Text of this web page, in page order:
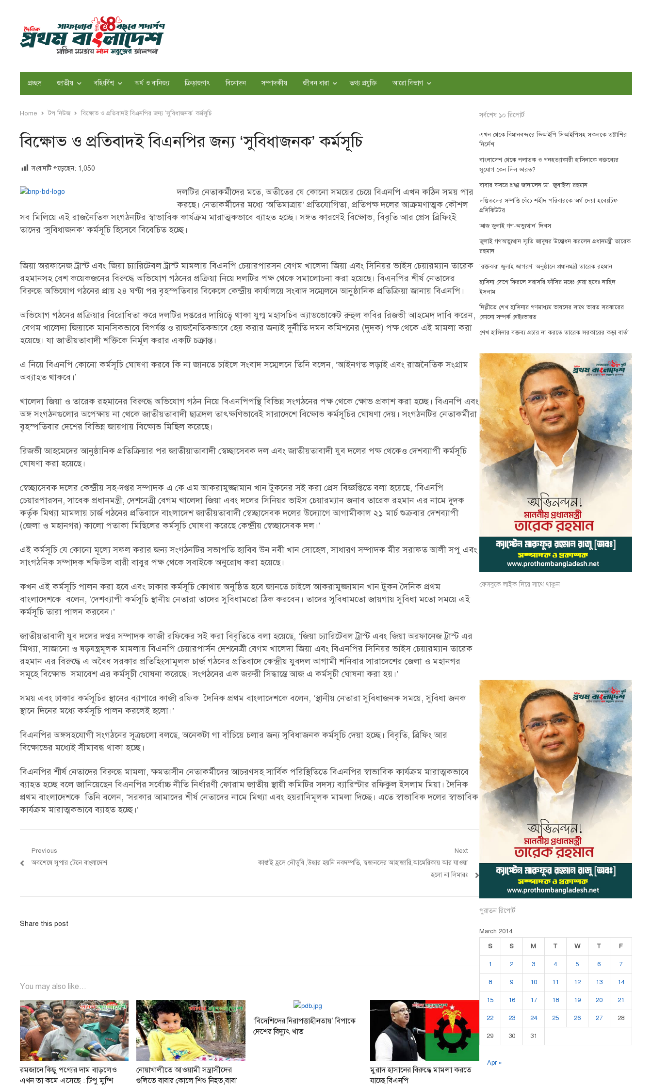
প্রচ্ছদ জাতীয় বহিঃর্বিশ্ব অর্থ ও বানিজ্য ক্রিড়াজগৎ বিনোদন সম্পাদকীয় জীবন ধারা তথ্য প্রযুক্তি আরো বিভাগ
Home টপ নিউজ বিক্ষোভ ও প্রতিবাদই বিএনপির জন্য ‘সুবিধাজনক’ কর্মসূচি
বিক্ষোভ ও প্রতিবাদই বিএনপির জন্য ‘সুবিধাজনক’ কর্মসূচি
সংবাদটি পড়েছেন: 1,050
দলটির নেতাকর্মীদের মতে, অতীতের যে কোনো সময়ের চেয়ে বিএনপি এখন কঠিন সময় পার
করছে। নেতাকর্মীদের মধ্যে ‘অতিমাত্রায়’ প্রতিযোগিতা, প্রতিপক্ষ দলের আক্রমণাত্মক কৌশল
সব মিলিয়ে এই রাজনৈতিক সংগঠনটির স্বাভাবিক কার্যক্রম মারাত্মকভাবে ব্যাহত হচ্ছে। সঙ্গত কারণেই বিক্ষোভ, বিবৃতি আর প্রেস ব্রিফিংই
তাদের ‘সুবিধাজনক’ কর্মসূচি হিসেবে বিবেচিত হচ্ছে।
জিয়া অরফানেজ ট্রাস্ট এবং জিয়া চ্যারিটেবল ট্রাস্ট মামলায় বিএনপি চেয়ারপারসন বেগম খালেদা জিয়া এবং সিনিয়র ভাইস চেয়ারম্যান তারেক
রহমানসহ বেশ কয়েকজনের বিরুদ্ধে অভিযোগ গঠনের প্রক্রিয়া নিয়ে দলটির পক্ষ থেকে সমালোচনা করা হয়েছে। বিএনপির শীর্ষ নেতাদের
বিরুদ্ধে অভিযোগ গঠনের প্রায় ২৪ ঘণ্টা পর বৃহস্পতিবার বিকেলে কেন্দ্রীয় কার্যালয়ে সংবাদ সম্মেলনে আনুষ্ঠানিক প্রতিক্রিয়া জানায় বিএনপি।
অভিযোগ গঠনের প্রক্রিয়ার বিরোধিতা করে দলটির দপ্তরের দায়িত্বে থাকা যুগ্ম মহাসচিব অ্যাডভোকেট রুহুল কবির রিজভী আহমেদ দাবি করেন,
বেগম খালেদা জিয়াকে মানসিকভাবে বিপর্যস্ত ও রাজনৈতিকভাবে হেয় করার জন্যই দুর্নীতি দমন কমিশনের (দুদক) পক্ষ থেকে এই মামলা করা
হয়েছে। যা জাতীয়তাবাদী শক্তিকে নির্মূল করার একটি চক্রান্ত।
এ নিয়ে বিএনপি কোনো কর্মসূচি ঘোষণা করবে কি না জানতে চাইলে সংবাদ সম্মেলনে তিনি বলেন, ‘আইনগত লড়াই এবং রাজনৈতিক সংগ্রাম
অব্যাহত থাকবে।’
খালেদা জিয়া ও তারেক রহমানের বিরুদ্ধে অভিযোগ গঠন নিয়ে বিএনপিপন্থি বিভিন্ন সংগঠনের পক্ষ থেকে ক্ষোভ প্রকাশ করা হচ্ছে। বিএনপি এবং
অঙ্গ সংগঠনগুলোর অপেক্ষায় না থেকে জাতীয়তাবাদী ছাত্রদল তাৎক্ষণিভাবেই সারাদেশে বিক্ষোভ কর্মসূচির ঘোষণা দেয়। সংগঠনটির নেতাকর্মীরা
বৃহস্পতিবার দেশের বিভিন্ন জায়গায় বিক্ষোভ মিছিল করেছে।
রিজভী আহমেদের আনুষ্ঠানিক প্রতিক্রিয়ার পর জাতীয়াতাবাদী স্বেচ্ছাসেবক দল এবং জাতীয়তাবাদী যুব দলের পক্ষ থেকেও দেশব্যাপী কর্মসূচি
ঘোষণা করা হয়েছে।
স্বেচ্ছাসেবক দলের কেন্দ্রীয় সহ-দপ্তর সম্পাদক এ কে এম আকরামুজ্জামান খান টুকনের সই করা প্রেস বিজ্ঞপ্তিতে বলা হয়েছে, ‘বিএনপি
চেয়ারপারসন, সাবেক প্রধানমন্ত্রী, দেশনেত্রী বেগম খালেদা জিয়া এবং দলের সিনিয়র ভাইস চেয়ারম্যান জনাব তারেক রহমান এর নামে দুদক
কর্তৃক মিথ্যা মামলায় চার্জ গঠনের প্রতিবাদে বাংলাদেশ জাতীয়তাবাদী স্বেচ্ছাসেবক দলের উদ্যোগে আগামীকাল ২১ মার্চ শুক্রবার দেশব্যাপী
(জেলা ও মহানগর) কালো পতাকা মিছিলের কর্মসূচি ঘোষণা করেছে কেন্দ্রীয় স্বেচ্ছাসেবক দল।’
এই কর্মসূচি যে কোনো মূল্যে সফল করার জন্য সংগঠনটির সভাপতি হাবিব উন নবী খান সোহেল, সাধারণ সম্পাদক মীর সরাফত আলী সপু এবং
সাংগঠনিক সম্পাদক শফিউল বারী বাবুর পক্ষ থেকে সবাইকে অনুরোধ করা হয়েছে।
কখন এই কর্মসূচি পালন করা হবে এবং ঢাকার কর্মসূচি কোথায় অনুষ্ঠিত হবে জানতে চাইলে আকরামুজ্জামান খান টুকন দৈনিক প্রথম
বাংলাদেশকে বলেন, ‘দেশব্যাপী কর্মসূচি স্থানীয় নেতারা তাদের সুবিধামতো ঠিক করবেন। তাদের সুবিধামতো জায়গায় সুবিধা মতো সময়ে এই
কর্মসূচি তারা পালন করবেন।’
জাতীয়তাবাদী যুব দলের দপ্তর সম্পাদক কাজী রফিকের সই করা বিবৃতিতে বলা হয়েছে, ‘জিয়া চ্যারিটেবল ট্রাস্ট এবং জিয়া অরফানেজ ট্রাস্ট এর
মিথ্যা, সাজানো ও ষড়যন্ত্রমূলক মামলায় বিএনপি চেয়ারপার্সন দেশনেত্রী বেগম খালেদা জিয়া এবং বিএনপির সিনিয়র ভাইস চেয়ারম্যান তারেক
রহমান এর বিরুদ্ধে এ অবৈধ সরকার প্রতিহিংসামূলক চার্জ গঠনের প্রতিবাদে কেন্দ্রীয় যুবদল আগামী শনিবার সারাদেশের জেলা ও মহানগর
সমূহে বিক্ষোভ সমাবেশ এর কর্মসূচী ঘোষনা করেছে। সংগঠনের এক জরুরী সিদ্ধান্তে আজ এ কর্মসূচী ঘোষনা করা হয়।’
সময় এবং ঢাকার কর্মসূচির স্থানের ব্যাপারে কাজী রফিক দৈনিক প্রথম বাংলাদেশকে বলেন, ‘স্থানীয় নেতারা সুবিধাজনক সময়ে, সুবিধা জনক
স্থানে দিনের মধ্যে কর্মসূচি পালন করলেই হলো।’
বিএনপির অঙ্গসহযোগী সংগঠনের সূত্রগুলো বলছে, অনেকটা গা বাঁচিয়ে চলার জন্য সুবিধাজনক কর্মসূচি দেয়া হচ্ছে। বিবৃতি, ব্রিফিং আর
বিক্ষোভের মধ্যেই সীমাবদ্ধ থাকা হচ্ছে।
বিএনপির শীর্ষ নেতাদের বিরুদ্ধে মামলা, ক্ষমতাসীন নেতাকর্মীদের আচরণসহ সার্বিক পরিস্থিতিতে বিএনপির স্বাভাবিক কার্যক্রম মারাত্মকভাবে
ব্যাহত হচ্ছে বলে জানিয়েছেন বিএনপির সর্বোচ্চ নীতি নির্ধারণী ফোরাম জাতীয় স্থায়ী কমিটির সদস্য ব্যারিস্টার রফিকুল ইসলাম মিয়া। দৈনিক
প্রথম বাংলাদেশকে তিনি বলেন, ‘সরকার আমাদের শীর্ষ নেতাদের নামে মিথ্যা এবং হয়রানিমূলক মামলা দিচ্ছে। এতে স্বাভাবিক দলের স্বাভাবিক
কার্যক্রম মারাত্মকভাবে ব্যাহত হচ্ছে।’
Post
navigation
Previous
Previous
অবশেষে সুপার টেনে বাংলাদেশ
Next
Next
কাপ্তাই হ্রদে নৌডুবি ,উদ্ধার হয়নি নবদম্পতি, স্বজনদের আহাজারি,আমেরিকায় আর যাওয়া
হলো না লিমারঃ
Share this post
You may also like...
রমজানে কিছু পণ্যের দাম বাড়লেও
এখন তা কমে এসেছে : টিপু মুন্শি
নোয়াখালীতে আওয়ামী সন্ত্রাসীদের
গুলিতে বাবার কোলে শিশু নিহত,বাবা
‘বিদেশিদের নিরাপত্তাহীনতায়’ বিপাকে
দেশের বিদ্যুৎ খাত
মুরাদ হাসানের বিরুদ্ধে মামলা করতে
যাচ্ছে বিএনপি
সর্বশেষ ১০ রিপোর্ট
এখন থেকে বিমানবন্দরে ভিআইপি-সিআইপিসহ সকলকে তল্লাশির
নির্দেশ
বাংলাদেশ থেকে পলাতক ও গনহত্যাকারী হাসিনাকে বক্তব্যের
সুযোগ কেন দিল ভারত?
বাবার কবরে শ্রদ্ধা জানালেন ডা: জুবাইদা রহমান
দণ্ডিতদের সম্পত্তি বেঁচে শহীদ পরিবারকে অর্থ দেয়া হবেঃচিফ
প্রসিকিউটর
আজ জুলাই গণ-অভ্যুত্থান’ দিবস
জুলাই গণঅভ্যুত্থান স্মৃতি জাদুঘর উদ্বোধন করলেন প্রধানমন্ত্রী তারেক
রহমান
‘রক্তঝরা জুলাই জাগরণ’ অনুষ্ঠানে প্রধানমন্ত্রী তারেক রহমান
হাসিনা দেশে ফিরলে সরাসরি ফাঁসির মঞ্চে নেয়া হবেঃ নাহিদ
ইসলাম
দিল্লীতে শেখ হাসিনার গণমাধ্যম ভাষনের সাথে ভারত সরকারের
কোনো সম্পর্ক নেইঃভারত
শেখ হাসিনার বক্তব্য প্রচার না করতে তারেক সরকারের কড়া বার্তা
ফেসবুকে লাইক দিয়ে সাথে থাকুন
পুরাতন রিপোর্ট
March 2014
S
S M T W T F
1 2 3 4 5 6 7
8 9 10 11 12 13 14
15 16 17 18 19 20 21
22 23 24 25 26 27 28
29 30 31
Apr »